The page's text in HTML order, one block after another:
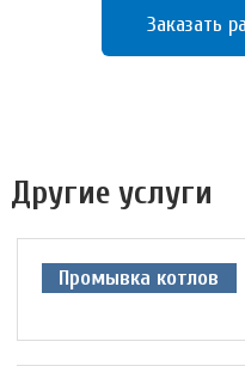
Заказать
Другие услуги
Промывка котлов